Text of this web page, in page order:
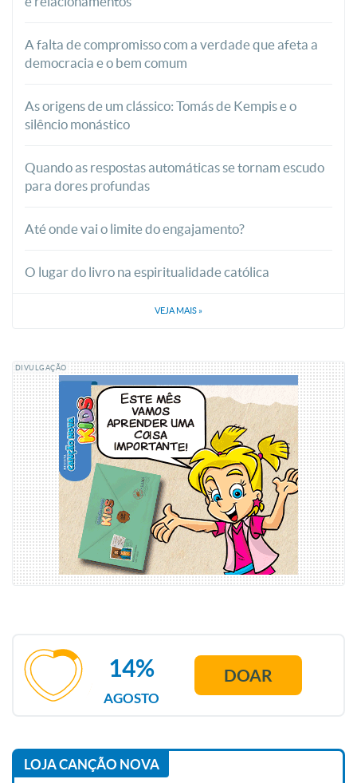
A falta de compromisso com a verdade que afeta a
democracia e o bem comum
As origens de um clássico: Tomás de Kempis e o
silêncio monástico
Quando as respostas automáticas se tornam escudo
para dores profundas
Até onde vai o limite do engajamento?
O lugar do livro na espiritualidade católica
VEJA MAIS »
DIVULGAÇÃO
AGOSTO
14% DOAR
LOJA CANÇÃO NOVA